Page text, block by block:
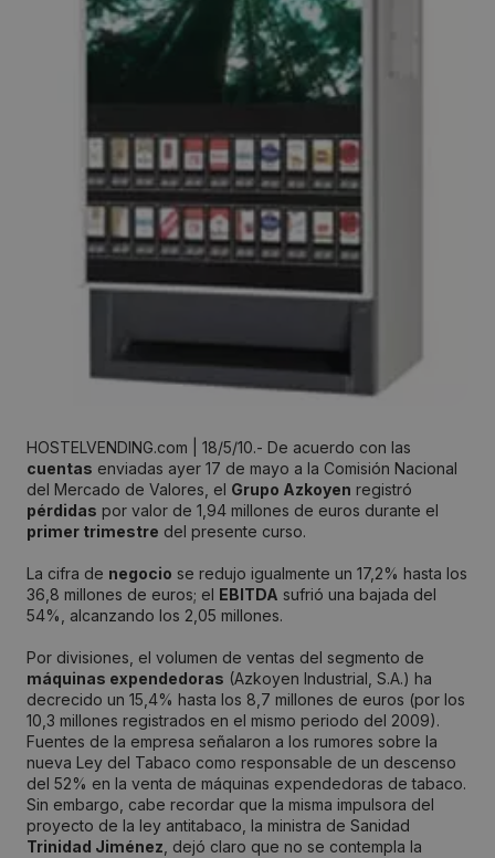
HOSTELVENDING.com | 18/5/10.- De acuerdo con las
cuentas enviadas ayer 17 de mayo a la Comisión Nacional
del Mercado de Valores, el Grupo Azkoyen registró
pérdidas por valor de 1,94 millones de euros durante el
primer trimestre del presente curso.
La cifra de negocio se redujo igualmente un 17,2% hasta los
36,8 millones de euros; el EBITDA sufrió una bajada del
54%, alcanzando los 2,05 millones.
Por divisiones, el volumen de ventas del segmento de
máquinas expendedoras (Azkoyen Industrial, S.A.) ha
decrecido un 15,4% hasta los 8,7 millones de euros (por los
10,3 millones registrados en el mismo periodo del 2009).
Fuentes de la empresa señalaron a los rumores sobre la
nueva Ley del Tabaco como responsable de un descenso
del 52% en la venta de máquinas expendedoras de tabaco.
Sin embargo, cabe recordar que la misma impulsora del
proyecto de la ley antitabaco, la ministra de Sanidad
Trinidad Jiménez , dejó claro que no se contempla la